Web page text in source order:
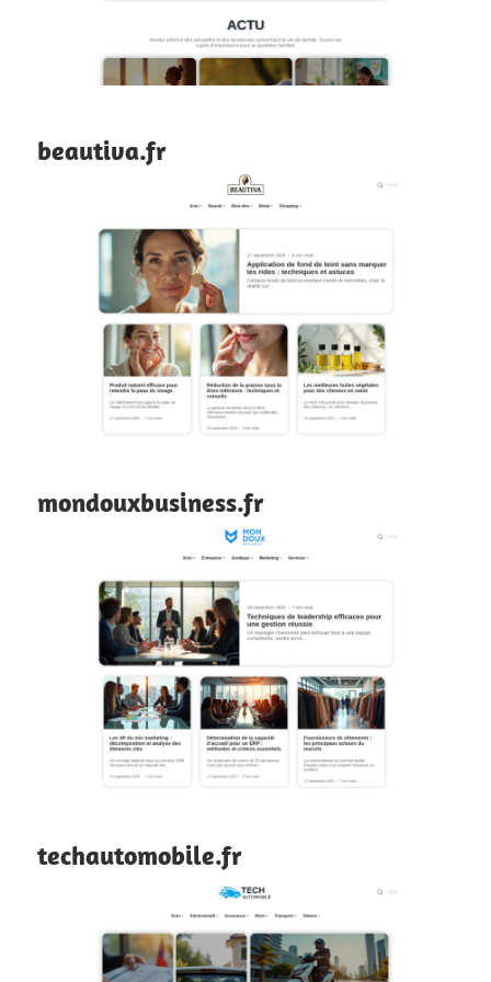
beautiva.fr
mondouxbusiness.fr
techautomobile.fr